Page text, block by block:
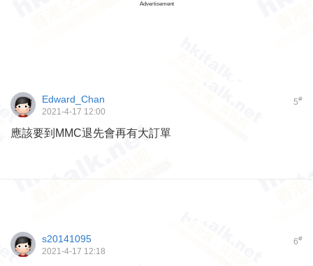
Advertisement
5#
Edward_Chan
2021-4-17 12:00
應該要到MMC退先會再有大訂單
6#
s20141095
2021-4-17 12:18